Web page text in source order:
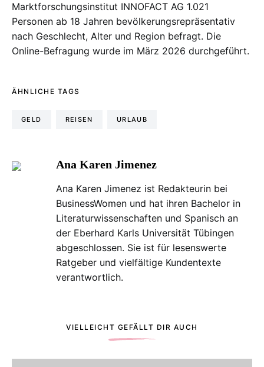
Marktforschungsinstitut INNOFACT AG 1.021
Personen ab 18 Jahren bevölkerungsrepräsentativ
nach Geschlecht, Alter und Region befragt. Die
Online-Befragung wurde im März 2026 durchgeführt.
ÄHNLICHE TAGS
GELD REISEN URLAUB
Ana Karen Jimenez
Ana Karen Jimenez ist Redakteurin bei
BusinessWomen und hat ihren Bachelor in
Literaturwissenschaften und Spanisch an
der Eberhard Karls Universität Tübingen
abgeschlossen. Sie ist für lesenswerte
Ratgeber und vielfältige Kundentexte
verantwortlich.
VIELLEICHT GEFÄLLT DIR AUCH